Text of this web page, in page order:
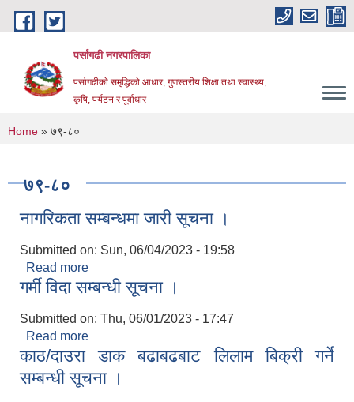
Skip to main content
पर्सागढी नगरपालिका
पर्सागढीको समृद्धिको आधार, गुणस्तरीय शिक्षा तथा स्वास्थ्य,
कृषि, पर्यटन र पूर्वाधार
You are here
Home » ७९-८०
७९-८०
नागरिकता सम्बन्धमा जारी सूचना ।
Submitted on: Sun, 06/04/2023 - 19:58
Read more
गर्मी विदा सम्बन्धी सूचना ।
Submitted on: Thu, 06/01/2023 - 17:47
Read more
काठ/दाउरा डाक बढाबढबाट लिलाम बिक्री गर्ने
सम्बन्धी सूचना ।